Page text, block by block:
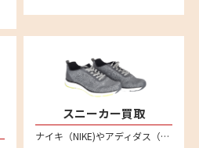
スニーカー買取
ナイキ（NIKE)やアディダス（adidas）、ニューバランス(New Balance)など不要になったスニーカーは宅配買取専門店リムーブへお売りください。全国対応・送料無料の安心宅配査定。LINE査定も便利です。新品未使用品から中古品のスニーカーまでしっかり買い取ります